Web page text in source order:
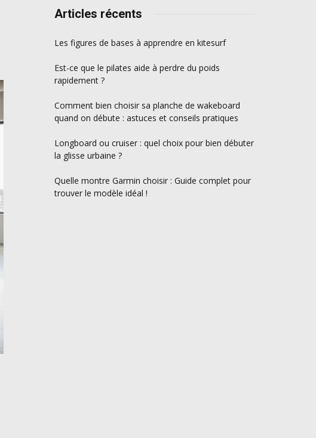
Articles récents
Les figures de bases à apprendre en kitesurf
Est-ce que le pilates aide à perdre du poids
rapidement ?
Comment bien choisir sa planche de wakeboard
quand on débute : astuces et conseils pratiques
Longboard ou cruiser : quel choix pour bien débuter
la glisse urbaine ?
Quelle montre Garmin choisir : Guide complet pour
trouver le modèle idéal !